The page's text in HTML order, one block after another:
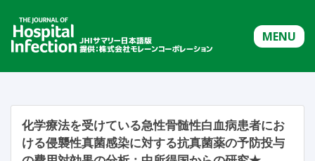
MENU
化学療法を受けている急性骨髄性白血病患者にお
ける侵襲性真菌感染に対する抗真菌薬の予防投与